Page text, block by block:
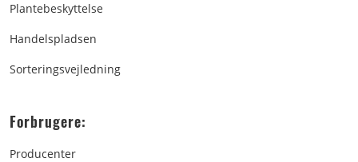
Plantebeskyttelse
Handelspladsen
Sorteringsvejledning
Forbrugere:
Producenter